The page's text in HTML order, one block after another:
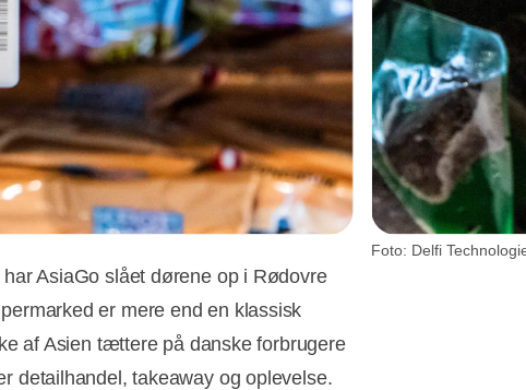
Foto: Delfi
AsiaGo slået dørene op i Rødovre
er mere end en klassisk
af Asien tættere på danske forbrugere
detailhandel, takeaway og oplevelse.